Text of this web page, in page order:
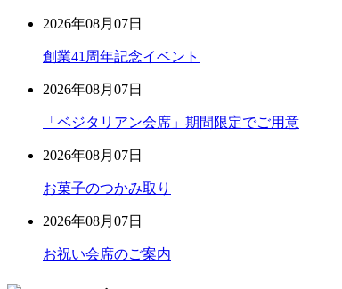
2026年08月07日
創業41周年記念イベント
2026年08月07日
「ベジタリアン会席」期間限定でご用意
2026年08月07日
お菓子のつかみ取り
2026年08月07日
お祝い会席のご案内